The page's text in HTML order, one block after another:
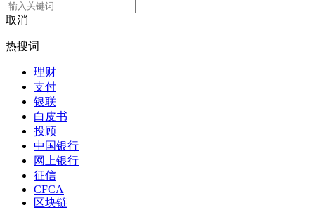
取消
热搜词
理财
支付
银联
白皮书
投顾
中国银行
网上银行
征信
CFCA
区块链